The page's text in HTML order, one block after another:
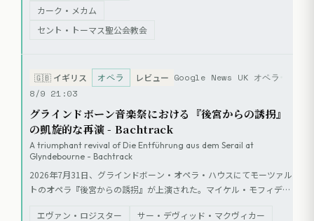
ュフ』を上演した。両作は宗教的偽
リーンにあるセント・トーマス聖公
会教会。
カーク・メカム
セント・トーマス聖公会教会
🇬🇧 イギリス オペラ レビュー
Google News UK オペラ
8/9 21:03
グラインドボーン音楽祭における『後宮からの誘拐』
の凱旋的な再演 - Bachtrack
A triumphant revival of Die Entführung aus dem Serail at
Glyndebourne - Bachtrack
2026年7月31日、グラインドボーン・オペラ・ハウスにてモーツァル
トのオペラ『後宮からの誘拐』が上演された。マイケル・モフィディ
エヴァン・ロジスター
サー・デヴィッド・マクヴィカー